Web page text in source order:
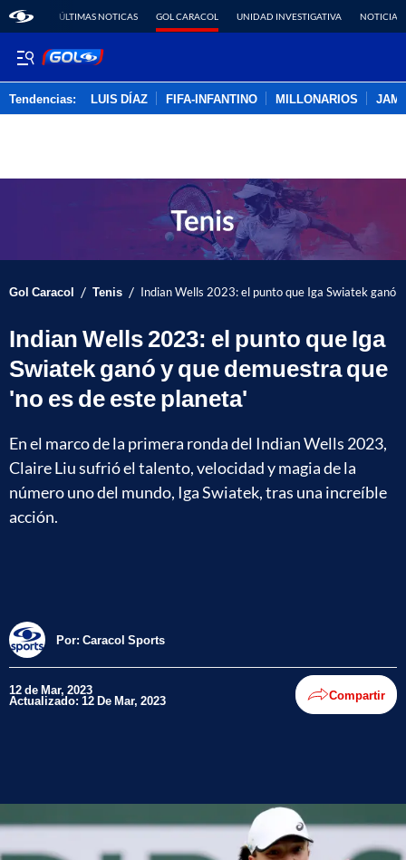
ÚLTIMAS NOTICAS GOL CARACOL UNIDAD INVESTIGATIVA NOTICIAS
Tendencias: LUIS DÍAZ FIFA-INFANTINO MILLONARIOS
Gol Caracol / Tenis / Indian Wells 2023: el punto que Iga Swiatek ganó
Indian Wells 2023: el punto que Iga
Swiatek ganó y que demuestra que
'no es de este planeta'
En el marco de la primera ronda del Indian Wells 2023,
Claire Liu sufrió el talento, velocidad y magia de la
número uno del mundo, Iga Swiatek, tras una increíble
acción.
Por: Caracol Sports
12 de Mar, 2023
Actualizado: 12 De Mar, 2023 Compartir